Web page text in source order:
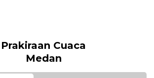
Prakiraan Cuaca
Medan